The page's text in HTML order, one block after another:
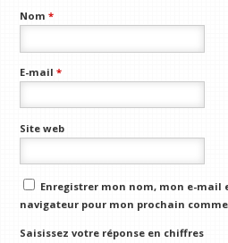
Nom*
E-mail*
Site web
Enregistrer mon nom, mon e-mail
navigateur pour mon prochain
Saisissez votre réponse en chiffres